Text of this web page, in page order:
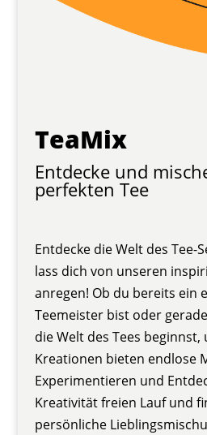
TeaMix
Entdecke und
perfekten Tee
Entdecke die Welt des Tee-
lass dich von unseren
anregen! Ob du bereits ein
Teemeister bist oder
die Welt des Tees
Kreationen bieten endlose
Experimentieren und
Kreativität freien Lauf und
persönliche